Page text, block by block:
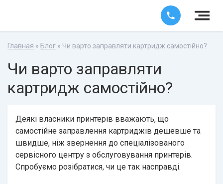
Главная » Блог » Чи варто заправляти картридж самостійно?
Чи варто заправляти
картридж самостійно?
Деякі власники принтерів вважають, що
самостійне заправлення картриджів дешевше та
швидше, ніж звернення до спеціалізованого
сервісного центру з обслуговування принтерів.
Спробуємо розібратися, чи це так насправді.